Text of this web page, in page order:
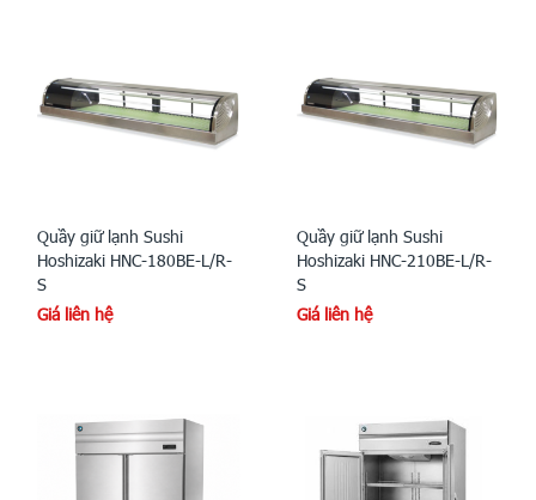
Quầy giữ lạnh Sushi
Hoshizaki HNC-180BE-L/R-
S
Giá liên hệ
Quầy giữ lạnh Sushi
Hoshizaki HNC-210BE-L/R-
S
Giá liên hệ